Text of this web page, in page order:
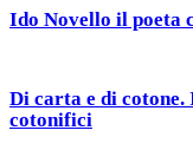
Ido Novello il poeta
Di carta e di cotone.
cotonifici